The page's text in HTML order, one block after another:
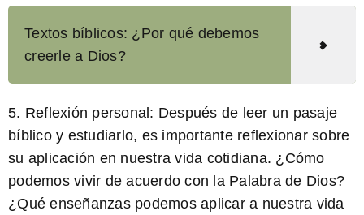
Textos bíblicos: ¿Por qué debemos
creerle a Dios?
5. Reflexión personal: Después de leer un pasaje
bíblico y estudiarlo, es importante reflexionar sobre
su aplicación en nuestra vida cotidiana. ¿Cómo
podemos vivir de acuerdo con la Palabra de Dios?
¿Qué enseñanzas podemos aplicar a nuestra vida